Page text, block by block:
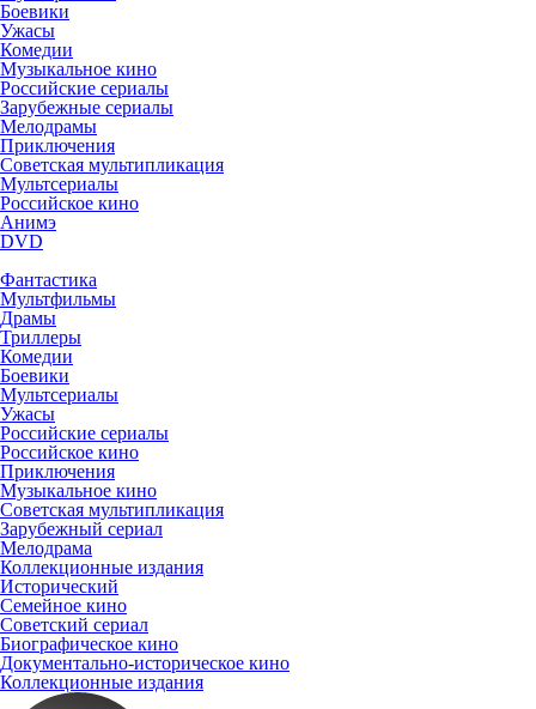
Боевики
Ужасы
Комедии
Музыкальное кино
Российские сериалы
Зарубежные сериалы
Мелодрамы
Приключения
Советская мультипликация
Мультсериалы
Российское кино
Анимэ
DVD
Фантастика
Мультфильмы
Драмы
Триллеры
Комедии
Боевики
Мультсериалы
Ужасы
Российские сериалы
Российское кино
Приключения
Музыкальное кино
Советская мультипликация
Зарубежный сериал
Мелодрама
Коллекционные издания
Исторический
Семейное кино
Советский сериал
Биографическое кино
Документально-историческое кино
Коллекционные издания